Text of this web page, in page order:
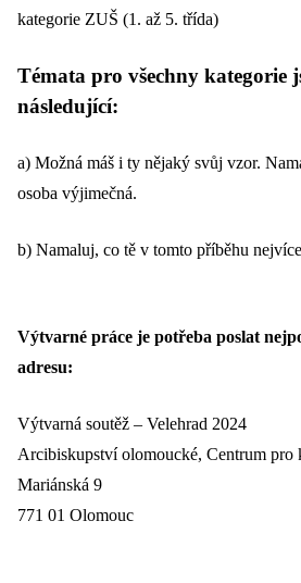
kategorie ZUŠ (1. až 5. třída)
Témata pro všechny kategorie
následující:
a) Možná máš i ty nějaký svůj vzor.
osoba výjimečná.
b) Namaluj, co tě v tomto příběhu
Výtvarné práce je potřeba poslat
adresu:
Výtvarná soutěž – Velehrad 2024
Arcibiskupství olomoucké, Centrum pro
Mariánská 9
771 01 Olomouc